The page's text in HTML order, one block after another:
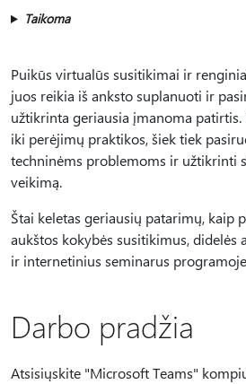
Taikoma
Puikūs virtualūs susitikimai ir
juos reikia iš anksto suplanuoti ir
užtikrinta geriausia įmanoma
iki perėjimų praktikos, šiek tiek
techninėms problemoms ir užtikrinti
veikimą.
Štai keletas geriausių patarimų, kaip
aukštos kokybės susitikimus, didelės
ir internetinius seminarus
Darbo pradžia
Atsisiųskite "Microsoft Teams"